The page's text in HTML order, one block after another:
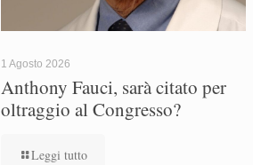
1 Agosto 2026
Anthony Fauci, sarà citato per
oltraggio al Congresso?
Leggi tutto